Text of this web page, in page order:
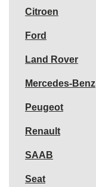
Citroen
Ford
Land Rover
Mercedes-Benz
Peugeot
Renault
SAAB
Seat